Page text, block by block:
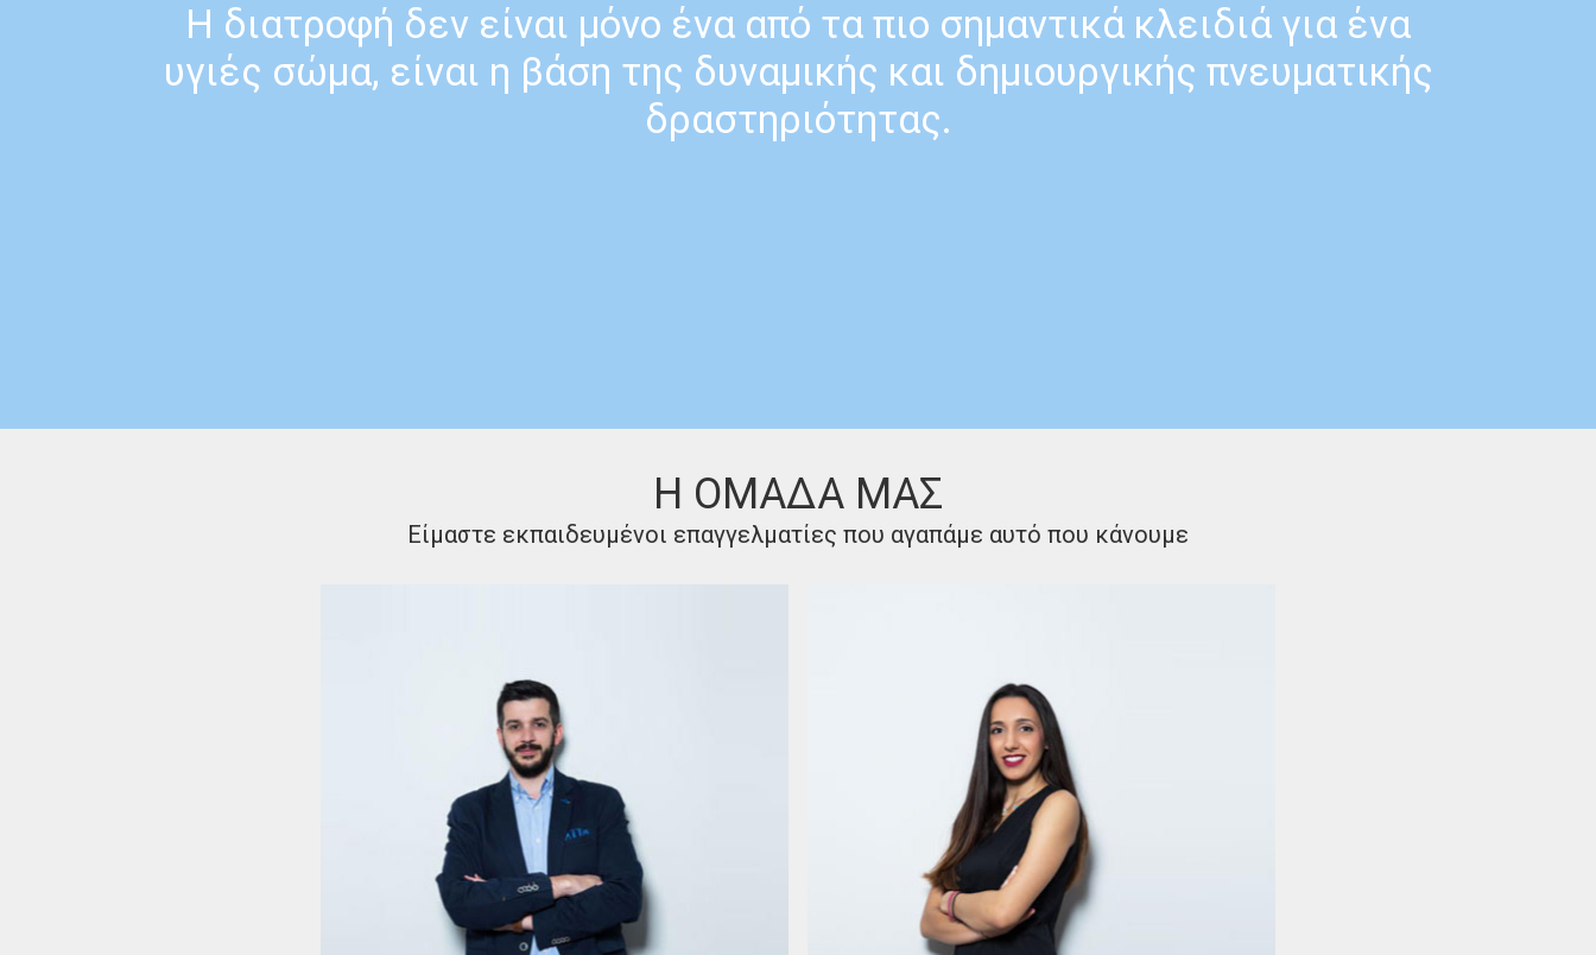
Η διατροφή δεν είναι μόνο ένα από τα πιο σημαντικά κλειδιά για ένα
υγιές σώμα, είναι η βάση της δυναμικής και δημιουργικής πνευματικής
δραστηριότητας.
Η ΟΜΑΔΑ ΜΑΣ
Είμαστε εκπαιδευμένοι επαγγελματίες που αγαπάμε αυτό που κάνουμε